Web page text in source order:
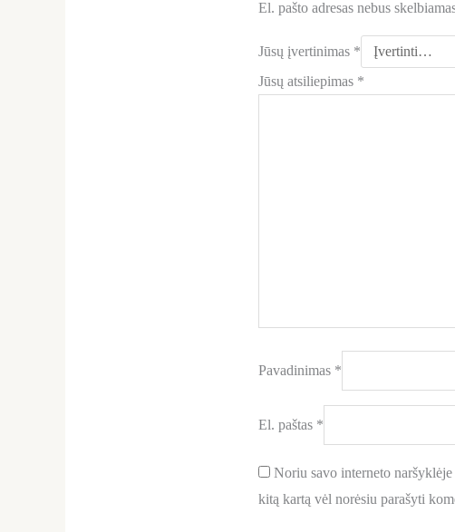
El. pašto adresas nebus
Jūsų įvertinimas *
Jūsų atsiliepimas *
Pavadinimas *
El. paštas *
Noriu savo interneto
kitą kartą vėl norėsiu parašyti